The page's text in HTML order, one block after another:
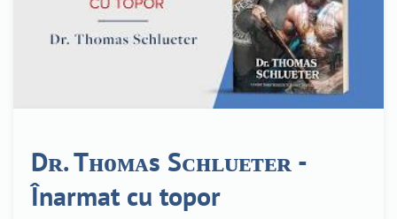
Dʀ. Tʜᴏᴍᴀs Sᴄʜʟᴜᴇᴛᴇʀ -
Înarmat cu topor